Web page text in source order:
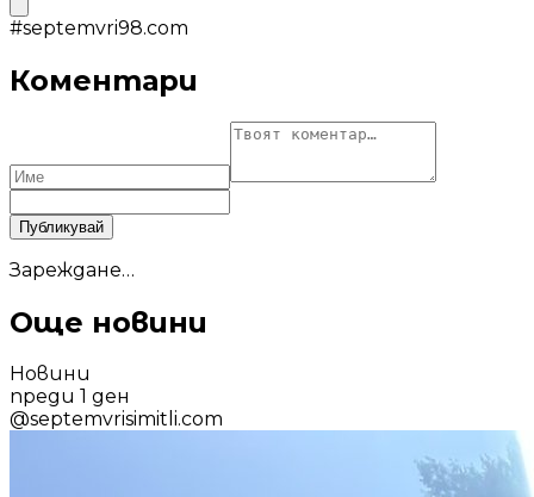
#septemvri98.com
Коментари
Публикувай
Зареждане…
Още новини
Новини
преди 1 ден
@septemvrisimitli.com